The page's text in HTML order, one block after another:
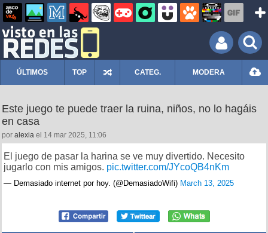
ÚLTIMOS TOP CATEG. MODERA
Este juego te puede traer la ruina, niños, no lo hagáis
en casa
por alexia el 14 mar 2025, 11:06
El juego de pasar la harina se ve muy divertido. Necesito
jugarlo con mis amigos. pic.twitter.com/JYcoQB4nKm
— Demasiado internet por hoy. (@DemasiadoWifi) March 13, 2025